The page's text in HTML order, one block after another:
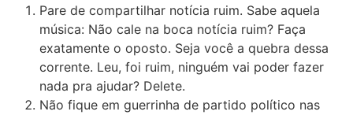
Pare de compartilhar notícia ruim. Sabe aquela
música: Não cale na boca notícia ruim? Faça
exatamente o oposto. Seja você a quebra dessa
corrente. Leu, foi ruim, ninguém vai poder fazer
nada pra ajudar? Delete.
Não fique em guerrinha de partido político nas